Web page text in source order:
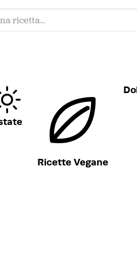
Ricette Vegane